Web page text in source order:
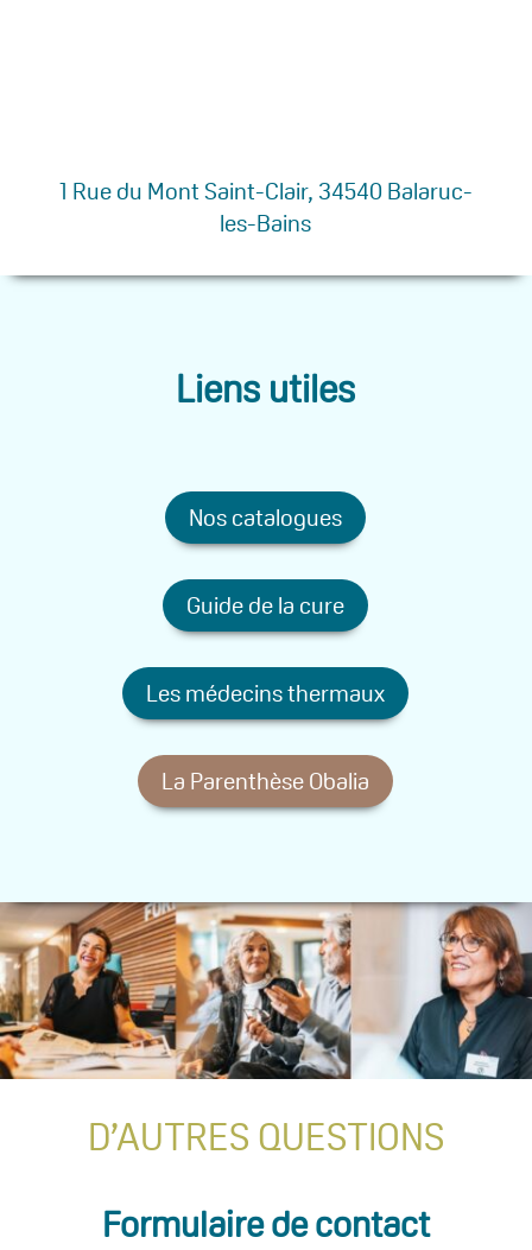
1 Rue du Mont Saint-Clair, 34540 Balaruc-
les-Bains
Liens utiles
Nos catalogues
Guide de la cure
Les médecins thermaux
La Parenthèse Obalia
D’AUTRES QUESTIONS
Formulaire de contact